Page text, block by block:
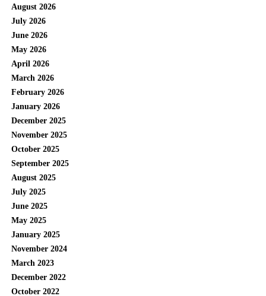
August 2026
July 2026
June 2026
May 2026
April 2026
March 2026
February 2026
January 2026
December 2025
November 2025
October 2025
September 2025
August 2025
July 2025
June 2025
May 2025
January 2025
November 2024
March 2023
December 2022
October 2022